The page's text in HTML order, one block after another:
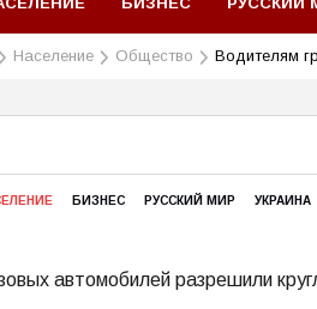
Население Общество Водителям
БИЗНЕС РУССКИЙ МИР УКРАИНА